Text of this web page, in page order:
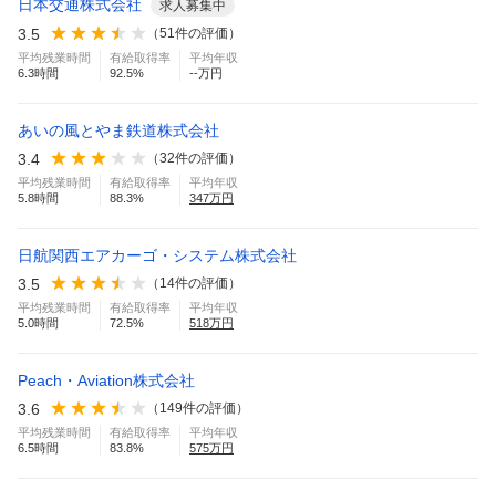
日本交通株式会社 求人募集中
3.5 （51件の評価）
平均残業時間
6.3時間
有給取得率
92.5%
平均年収
--万円
あいの風とやま鉄道株式会社
3.4
（32件の評価）
平均残業時間
5.8時間
有給取得率
88.3%
平均年収
347万円
日航関西エアカーゴ・システム株式会社
3.5
（ 14件の評価）
平均残業時間
5.0時間
有給取得率
72.5%
平均年収
518万円
Peach・Aviation株式会社
3.6
（ 149件の評価）
平均残業時間
6.5時間
有給取得率
83.8%
平均年収
575万円